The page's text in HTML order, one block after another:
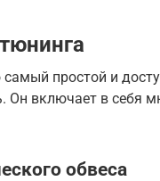
самый простой и
Он включает в себя
обвеса